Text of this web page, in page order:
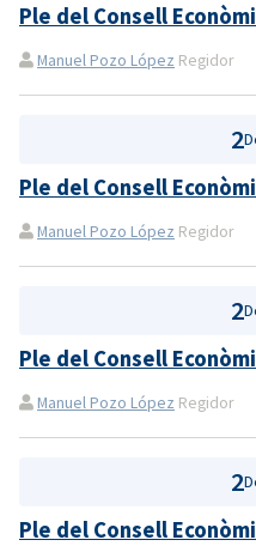
Ple del Consell
Manuel Pozo López Regidor
2
Ple del Consell
Manuel Pozo López Regidor
2
Ple del Consell
Manuel Pozo López Regidor
2
Ple del Consell